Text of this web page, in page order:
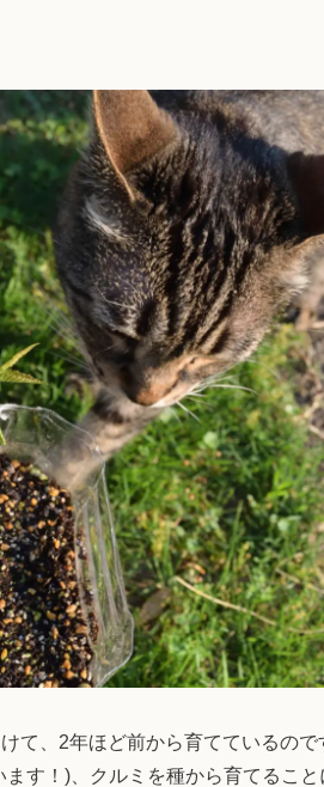
て、2年ほど前から育てているの
す！)、クルミを種から育てるこ